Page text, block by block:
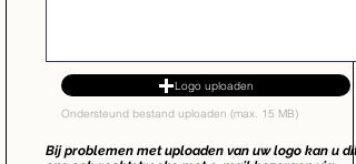
Logo uploaden
Ondersteund bestand uploaden (max. 15 MB)
Bij problemen met uploaden van uw logo kan u dit